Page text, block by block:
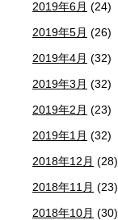
2019年6月 (24)
2019年5月 (26)
2019年4月 (32)
2019年3月 (32)
2019年2月 (23)
2019年1月 (32)
2018年12月 (28)
2018年11月 (23)
2018年10月 (30)